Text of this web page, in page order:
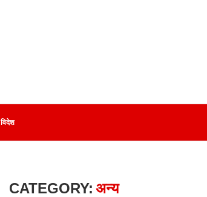
विदेश
CATEGORY: अन्य